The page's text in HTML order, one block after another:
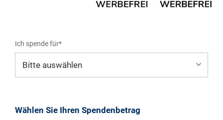
Ich spende für*
Wählen Sie Ihren Spendenbetrag